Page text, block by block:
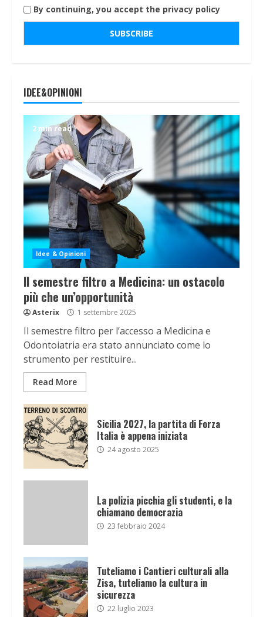
By continuing, you accept the privacy policy
IDEE&OPINIONI
2 min read
Idee & Opinioni
Il semestre filtro a Medicina: un ostacolo
più che un’opportunità
Asterix 1 settembre 2025
Il semestre filtro per l’accesso a Medicina e
Odontoiatria era stato annunciato come lo
strumento per restituire...
Read More
Sicilia 2027, la partita di Forza
Italia è appena iniziata
24 agosto 2025
La polizia picchia gli studenti, e la
chiamano democrazia
23 febbraio 2024
Tuteliamo i Cantieri culturali alla
Zisa, tuteliamo la cultura in
sicurezza
22 luglio 2023